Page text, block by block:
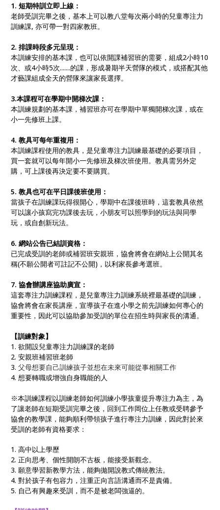
1.短期特訓立即上線：
老師受訓完畢之後，基本上可以教八堂每次兩小時的兒童專注力
訓練課, 亦可帶一對四家教班。
2.排課時段多元呈現：
本訓練安排的基本課，也可以依開課補習班的需要，組成2小時10
次、或4小時5次.......的課，形成暑期半天營隊的模式，或搭配其他
才藝課組成全天的營隊來讓家長選擇。
3.本課程可在學期中開梯次課：
本訓練規劃的基本課，補習班亦可在學期中單獨開梯次課，或在
小一先修班上課。
4.教具可每年重複用：
本訓練課程使用的教具，是兒童專注力訓練最基礎的必要項目，
買一套就可以每年開小一先修班及梯次班使用。教具需另外定
購，可上課後再決定要不要購買。
5.教具也可在平日課後班使用：
當孩子在訓練課玩得很開心，學期中在課後班時，這套教具依然
可以讓小孩寫完功課後去玩，小朋友可以照學到的玩法與同學
玩，或自創新玩法。
6.網站公告已結訓資格：
已完成受訓的老師或補習班安親班，協會將會在網站上公開其名
稱(不願公開者可註記不公開)，以利家長參考選班。
7.協會辦講座協助廣宣：
這套專注力訓練課程，是兒童專注力訓練系統裡最基礎的訓練，
協會將會在家長講座，宣導孩子在進小學之前先訓練如何專心的
重要性，因此可以協助參加受訓的單位在招生時與家長的溝通。
【訓練對象】
1. 欲開設兒童專注力訓練課的老師
2. 安親班補習班老師
3.父母想要自己訓練孩子並想在未來可能從事相關工作
4. 想要轉職或增強自身職能的人
※本訓練課程以訓練老師如何訓練小學孩童提升專注力為主，為
了讓老師在短期受訓完畢之後，回到工作岡位上任教或受聘參予
協會的教學課，能夠順利帶領孩子進行專注力訓練，因此對於來
受訓的老師有資格要求：
1. 高中以上學歷
2. 正向思考、個性開朗不古板，能接受新觀念。
3. 願意學習新教學方法，能夠拋開說教式傳統教法。
4. 對於孩子有包容力，注重正向言語溝通而不是責備。
5. 自己有興趣來受訓，而不是被老闆強逼的。